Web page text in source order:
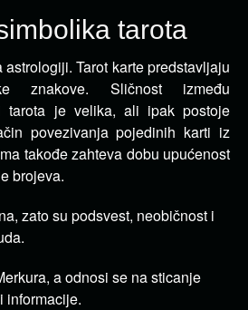
tarota
Tarot karte predstavljaju
znakove. Sličnost između
tarota je velika, ali ipak postoje
povezivanja pojedinih karti iz
takođe zahteva dobu upućenost
brojeva.
zato su podsvest, neobičnost i
a odnosi se na sticanje
informacije.